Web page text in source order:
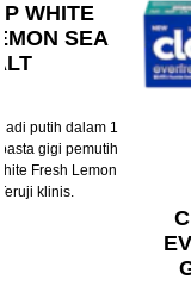
WHITE
SEA
putih dalam 1
gigi pemutih
Fresh Lemon
klinis.